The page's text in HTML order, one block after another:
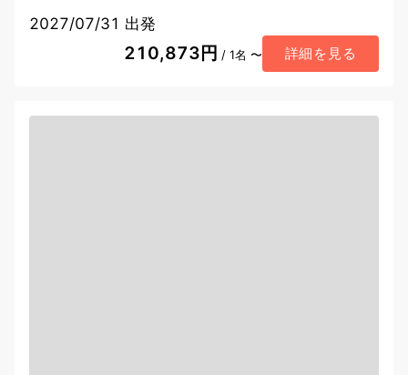
2027/07/31 出発
210,873円 / 1名 〜 詳細を見る